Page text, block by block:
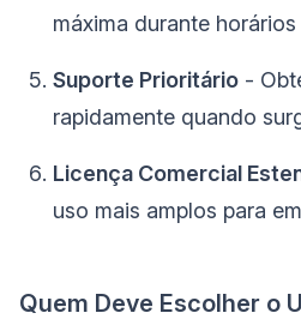
máxima durante
Suporte Prioritário -
rapidamente quando
Licença Comercial
uso mais amplos para
Quem Deve Escolher o